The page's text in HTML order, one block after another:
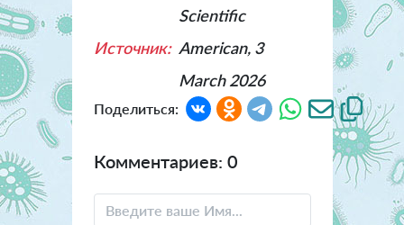
Источник:
Scientific
American, 3
March 2026
Поделиться:
Комментариев: 0